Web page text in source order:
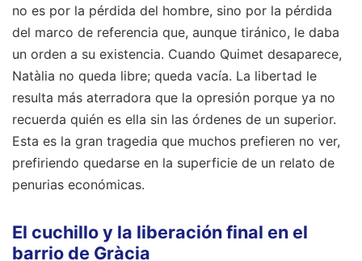
no es por la pérdida del hombre, sino por la pérdida
del marco de referencia que, aunque tiránico, le daba
un orden a su existencia. Cuando Quimet desaparece,
Natàlia no queda libre; queda vacía. La libertad le
resulta más aterradora que la opresión porque ya no
recuerda quién es ella sin las órdenes de un superior.
Esta es la gran tragedia que muchos prefieren no ver,
prefiriendo quedarse en la superficie de un relato de
penurias económicas.
El cuchillo y la liberación final en el
barrio de Gràcia